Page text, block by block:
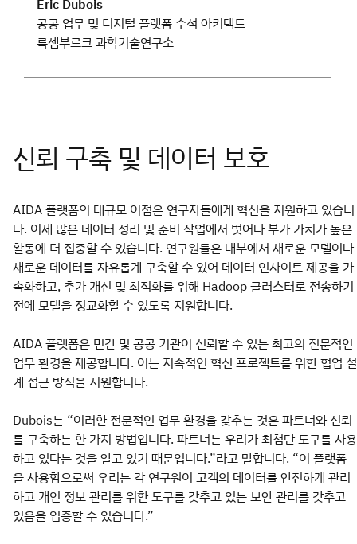
Eric Dubois
공공 업무 및 디지털 플랫폼 수석 아키텍트
룩셈부르크 과학기술연구소
AIDA 플랫폼의 대규모 이점은 연구자들에게 혁신을 지원하고 있습니
다. 이제 많은 데이터 정리 및 준비 작업에서 벗어나 부가 가치가 높은
활동에 더 집중할 수 있습니다. 연구원들은 내부에서 새로운 모델이나
새로운 데이터를 자유롭게 구축할 수 있어 데이터 인사이트 제공을 가
속화하고, 추가 개선 및 최적화를 위해 Hadoop 클러스터로 전송하기
전에 모델을 정교화할 수 있도록 지원합니다.
AIDA 플랫폼은 민간 및 공공 기관이 신뢰할 수 있는 최고의 전문적인
업무 환경을 제공합니다. 이는 지속적인 혁신 프로젝트를 위한 협업 설
계 접근 방식을 지원합니다.
Dubois는 “이러한 전문적인 업무 환경을 갖추는 것은 파트너와 신뢰
를 구축하는 한 가지 방법입니다. 파트너는 우리가 최첨단 도구를 사용
하고 있다는 것을 알고 있기 때문입니다.”라고 말합니다. “이 플랫폼
을 사용함으로써 우리는 각 연구원이 고객의 데이터를 안전하게 관리
하고 개인 정보 관리를 위한 도구를 갖추고 있는 보안 관리를 갖추고
있음을 입증할 수 있습니다.”